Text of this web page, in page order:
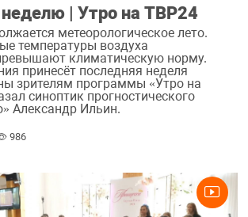
| Утро на ТВР24
метеорологическое лето.
температуры воздуха
климатическую норму.
принесёт последняя неделя
зрителям программы «Утро на
синоптик прогностического
Александр Ильин.
986